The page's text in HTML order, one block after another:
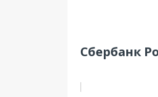
Сбербанк